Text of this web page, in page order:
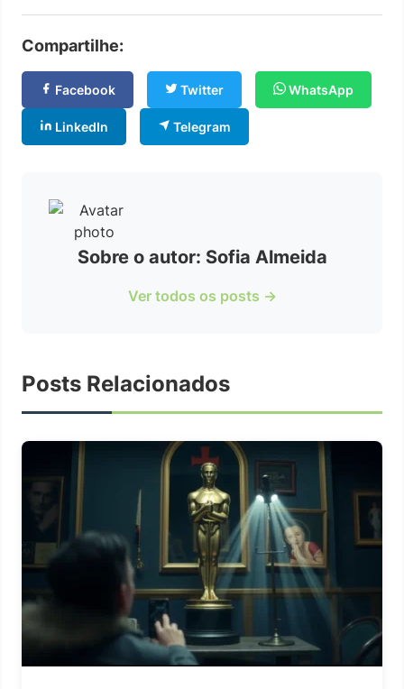
Compartilhe:
Facebook Twitter WhatsApp
LinkedIn Telegram
Sobre o autor: Sofia Almeida
Ver todos os posts →
Posts Relacionados